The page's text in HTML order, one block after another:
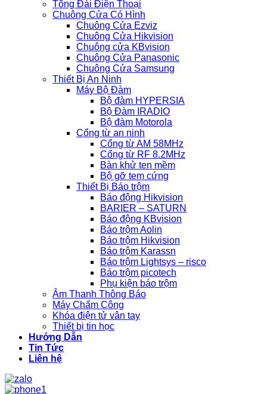
Tổng Đài Điện Thoại
Chuông Cửa Có Hình
Chuông Cửa Ezviz
Chuông Cửa Hikvision
Chuông cửa KBvision
Chuông Cửa Panasonic
Chuông Cửa Samsung
Thiết Bị An Ninh
Máy Bộ Đàm
Bộ đàm HYPERSIA
Bộ Đàm IRADIO
Bộ đàm Motorola
Cổng từ an ninh
Cổng từ AM 58MHz
Cổng từ RF 8.2MHz
Bàn khử ten mềm
Bộ gỡ tem cứng
Thiết Bị Báo trộm
Báo động Hikvision
BARIER – SATURN
Báo động KBvision
Báo trộm Aolin
Báo trộm Hikvision
Báo trộm Karassn
Báo trộm Lightsys – risco
Báo trộm picotech
Phụ kiện báo trộm
Âm Thanh Thông Báo
Máy Chấm Công
Khóa điện tử vân tay
Thiết bị tin học
Hướng Dẫn
Tin Tức
Liên hệ